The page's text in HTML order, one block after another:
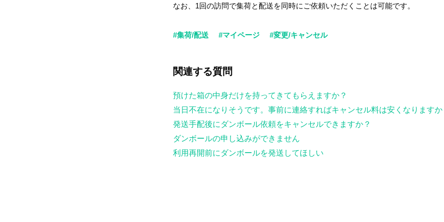
なお、1回の訪問で集荷と配送を同時にご依頼いただくことは可能です。
#集荷/配送 #マイページ #変更/キャンセル
関連する質問
預けた箱の中身だけを持ってきてもらえますか？
当日不在になりそうです。事前に連絡すればキャンセル料は安くなりますか
発送手配後にダンボール依頼をキャンセルできますか？
ダンボールの申し込みができません
利用再開前にダンボールを発送してほしい